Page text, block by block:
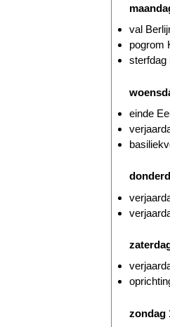
val
pogrom
sterfdag
einde
zondag